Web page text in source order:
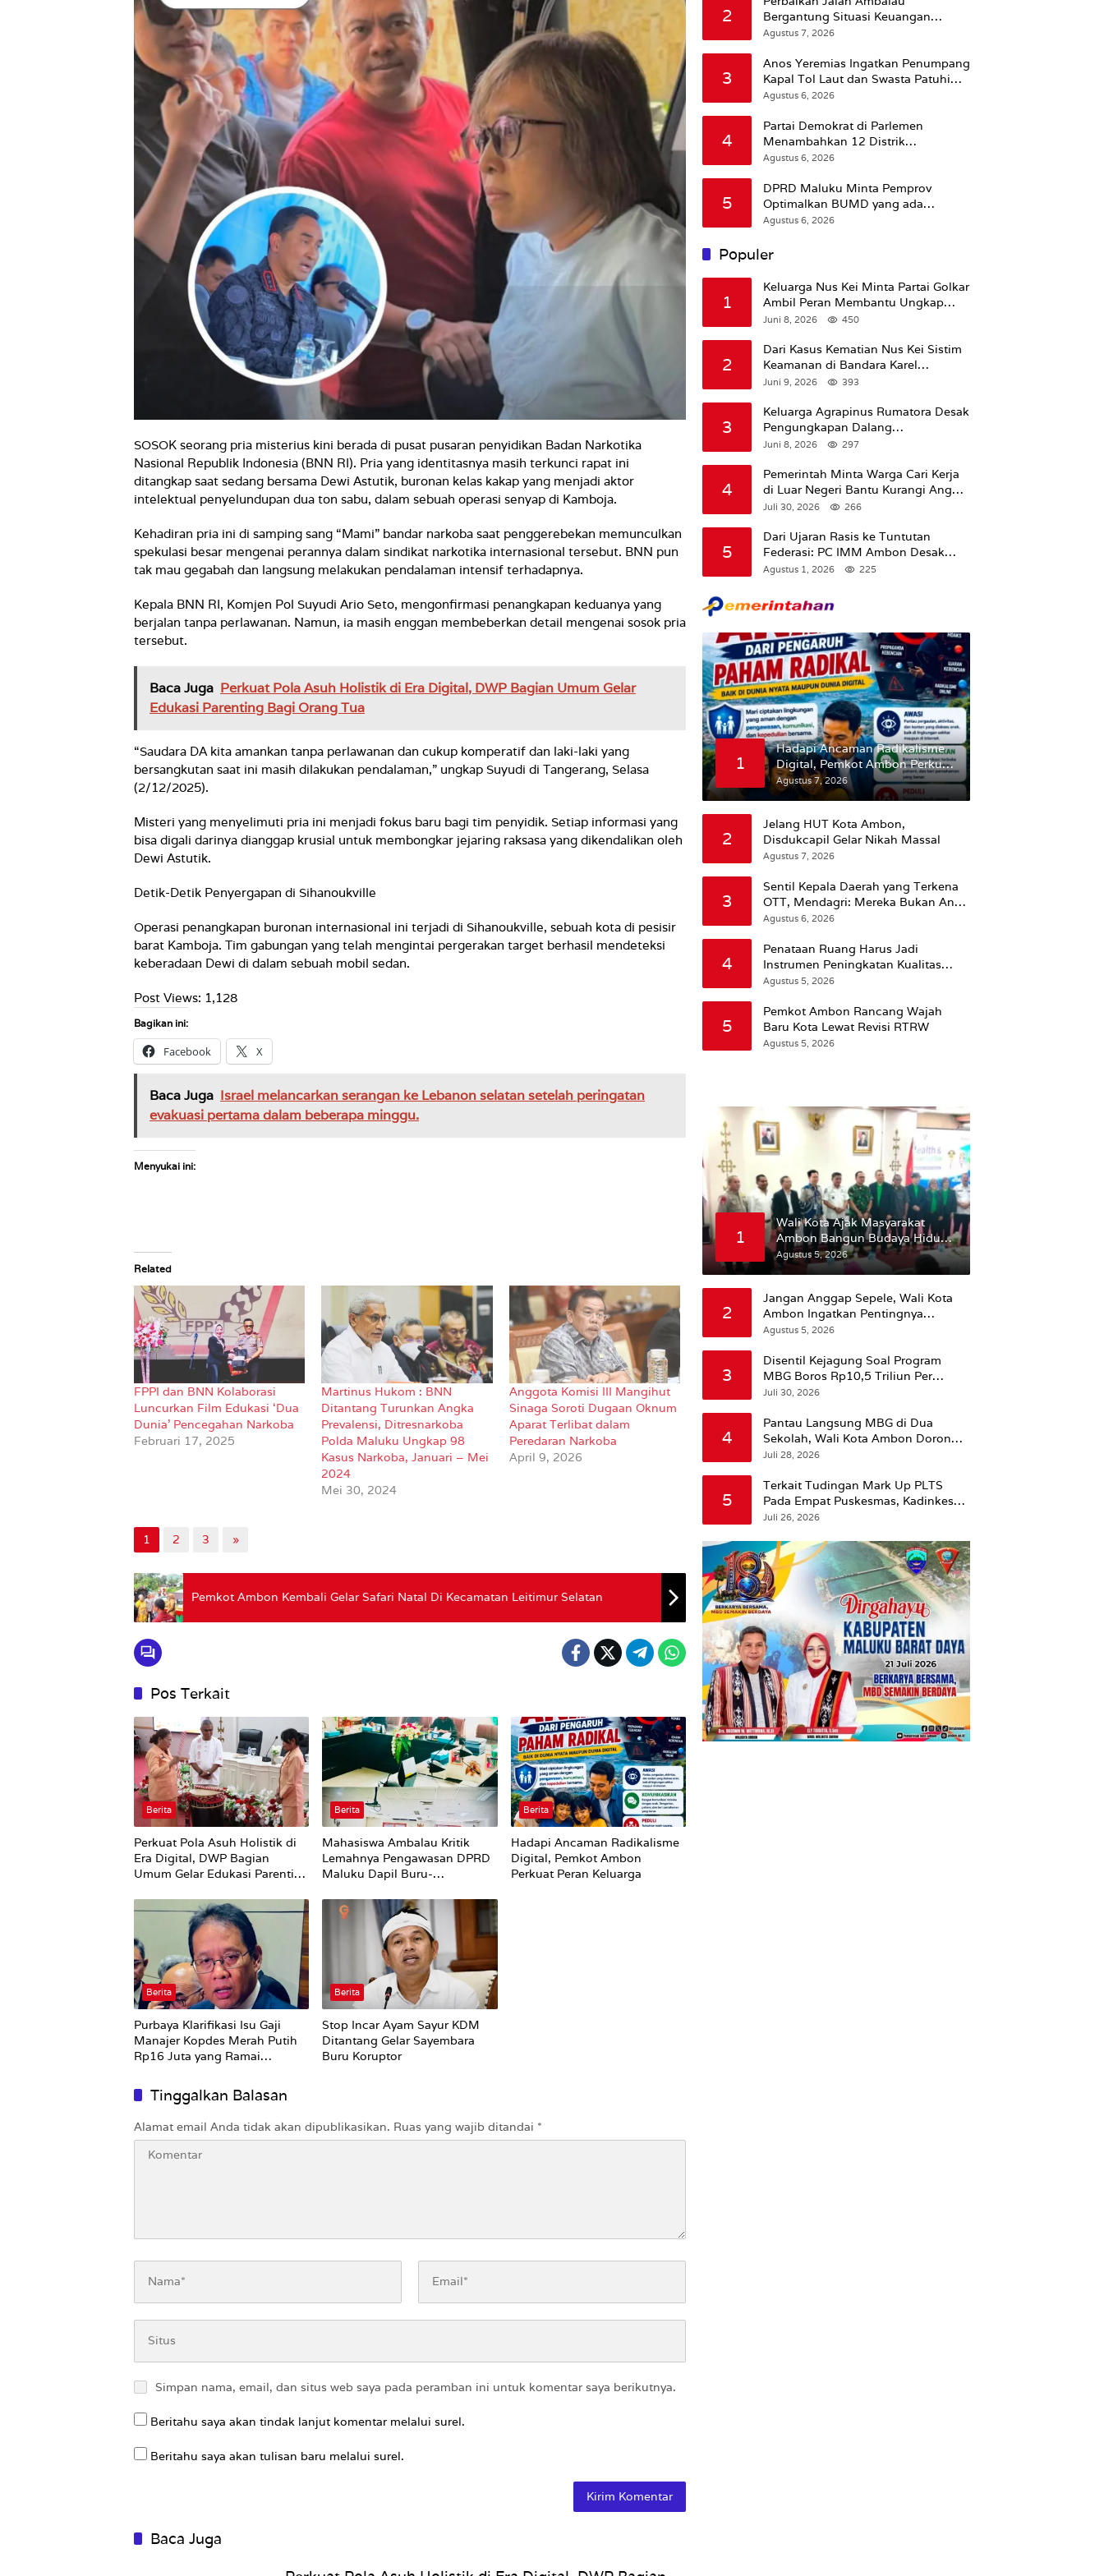
SOSOK seorang pria misterius kini berada di pusat pusaran penyidikan Badan Narkotika
Nasional Republik Indonesia (BNN RI). Pria yang identitasnya masih terkunci rapat ini
ditangkap saat sedang bersama Dewi Astutik, buronan kelas kakap yang menjadi aktor
intelektual penyelundupan dua ton sabu, dalam sebuah operasi senyap di Kamboja.
Kehadiran pria ini di samping sang “Mami” bandar narkoba saat penggerebekan memunculkan
spekulasi besar mengenai perannya dalam sindikat narkotika internasional tersebut. BNN pun
tak mau gegabah dan langsung melakukan pendalaman intensif terhadapnya.
Kepala BNN RI, Komjen Pol Suyudi Ario Seto, mengonfirmasi penangkapan keduanya yang
berjalan tanpa perlawanan. Namun, ia masih enggan membeberkan detail mengenai sosok pria
tersebut.
Baca Juga Perkuat Pola Asuh Holistik di Era Digital, DWP Bagian Umum Gelar
Edukasi Parenting Bagi Orang Tua
“Saudara DA kita amankan tanpa perlawanan dan cukup komperatif dan laki-laki yang
bersangkutan saat ini masih dilakukan pendalaman,” ungkap Suyudi di Tangerang, Selasa
(2/12/2025).
Misteri yang menyelimuti pria ini menjadi fokus baru bagi tim penyidik. Setiap informasi yang
bisa digali darinya dianggap krusial untuk membongkar jejaring raksasa yang dikendalikan oleh
Dewi Astutik.
Detik-Detik Penyergapan di Sihanoukville
Operasi penangkapan buronan internasional ini terjadi di Sihanoukville, sebuah kota di pesisir
barat Kamboja. Tim gabungan yang telah mengintai pergerakan target berhasil mendeteksi
keberadaan Dewi di dalam sebuah mobil sedan.
Post Views: 1,128
Bagikan ini:
Facebook X
Baca Juga Israel melancarkan serangan ke Lebanon selatan setelah peringatan
evakuasi pertama dalam beberapa minggu.
Menyukai ini:
Related
FPPI dan BNN Kolaborasi
Luncurkan Film Edukasi ‘Dua
Dunia’ Pencegahan Narkoba
Februari 17, 2025
Martinus Hukom : BNN
Ditantang Turunkan Angka
Prevalensi, Ditresnarkoba
Polda Maluku Ungkap 98
Kasus Narkoba, Januari – Mei
2024
Mei 30, 2024
Anggota Komisi III Mangihut
Sinaga Soroti Dugaan Oknum
Aparat Terlibat dalam
Peredaran Narkoba
April 9, 2026
1 2 3 »
Pemkot Ambon Kembali Gelar Safari Natal Di Kecamatan Leitimur Selatan
Pos Terkait
Berita
Perkuat Pola Asuh Holistik di
Era Digital, DWP Bagian
Umum Gelar Edukasi Parenting
Berita
Mahasiswa Ambalau Kritik
Lemahnya Pengawasan DPRD
Maluku Dapil Buru-
Perubahan Status Jalan
Berita
Hadapi Ancaman Radikalisme
Digital, Pemkot Ambon
Perkuat Peran Keluarga
Berita
Purbaya Klarifikasi Isu Gaji
Manajer Kopdes Merah Putih
Rp16 Juta yang Ramai
Berita
Stop Incar Ayam Sayur KDM
Ditantang Gelar Sayembara
Buru Koruptor
Tinggalkan Balasan
Alamat email Anda tidak akan dipublikasikan. Ruas yang wajib ditandai *
Simpan nama, email, dan situs web saya pada peramban ini untuk komentar saya berikutnya.
Beritahu saya akan tindak lanjut komentar melalui surel.
Beritahu saya akan tulisan baru melalui surel.
Baca Juga
2
Bergantung Situasi Keuangan
Pemprov Maluku
Agustus 7, 2026
3
Anos Yeremias Ingatkan Penumpang
Kapal Tol Laut dan Swasta Patuhi
Peringatan BMKG
Agustus 6, 2026
4
Partai Demokrat di Parlemen
Menambahkan 12 Distrik
Pendukung Trump
Agustus 6, 2026
5
DPRD Maluku Minta Pemprov
Optimalkan BUMD yang ada
Ketimbang Menambah Baru
Agustus 6, 2026
Populer
1
Keluarga Nus Kei Minta Partai Golkar
Ambil Peran Membantu Ungkap
Kematian Almarhum
Juni 8, 2026 450
2
Dari Kasus Kematian Nus Kei Sistim
Keamanan di Bandara Karel
Sadsuitubun Langgur
Juni 9, 2026 393
3
Keluarga Agrapinus Rumatora Desak
Pengungkapan Dalang
Pembunuhan, Siap Bawa Kasus ke
Juni 8, 2026 297
4
Pemerintah Minta Warga Cari Kerja
di Luar Negeri Bantu Kurangi Angka
Pengangguran
Juli 30, 2026 266
5
Dari Ujaran Rasis ke Tuntutan
Federasi: PC IMM Ambon Desak
Klarifikasi Presiden dan Imbau
Putih Di Maluku.
Agustus 1, 2026 225
1
Hadapi Ancaman Radikalisme
Digital, Pemkot Ambon Perkuat
Peran Keluarga
Agustus 7, 2026
2
Jelang HUT Kota Ambon,
Disdukcapil Gelar Nikah Massal
Agustus 7, 2026
3
Sentil Kepala Daerah yang Terkena
OTT, Mendagri: Mereka Bukan Anak
Kemarin Sore
Agustus 6, 2026
4
Penataan Ruang Harus Jadi
Instrumen Peningkatan Kualitas
Hidup Masyarakat, Wattimena:
Susun RDTR Sebagai Dasar Hukum
Agustus 5, 2026
5
Pemkot Ambon Rancang Wajah
Baru Kota Lewat Revisi RTRW
Agustus 5, 2026
1
Wali Kota Ajak Masyarakat
Ambon Bangun Budaya Hidup
Sehat
Agustus 5, 2026
2
Jangan Anggap Sepele, Wali Kota
Ambon Ingatkan Pentingnya
Perencanaan Kesehatan
Agustus 5, 2026
3
Disentil Kejagung Soal Program
MBG Boros Rp10,5 Triliun Per
Tahun, Kepala BGN Sudaryono Beri
Juli 30, 2026
4
Pantau Langsung MBG di Dua
Sekolah, Wali Kota Ambon Dorong
Pemerataan Hingga Wilayah
Juli 28, 2026
5
Terkait Tudingan Mark Up PLTS
Pada Empat Puskesmas, Kadinkes
Ambon Beri Klarifikasi.
Juli 26, 2026